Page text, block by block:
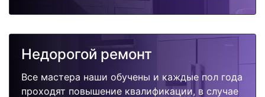
Недорогой ремонт
Все мастера наши обучены и каждые пол года
проходят повышение квалификации, в случае